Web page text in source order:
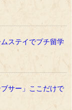
ステイでプチ留学
サー」ここだけで